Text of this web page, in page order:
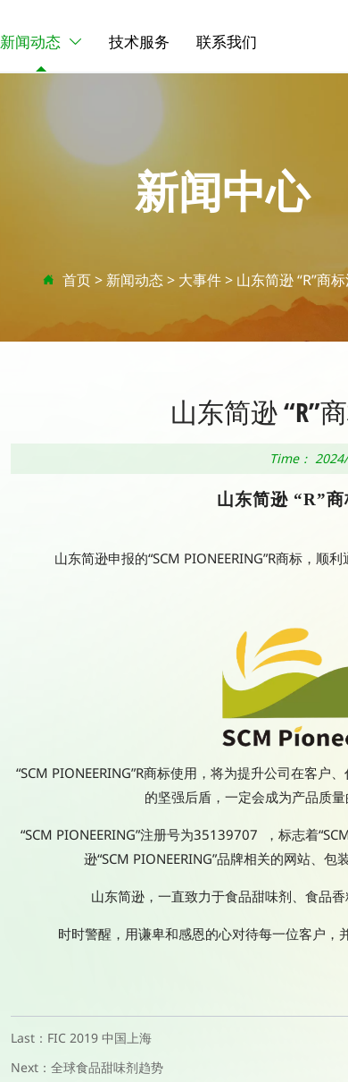
新闻动态  技术服务 联系我们
新闻中心
 首页> 新闻动态> 大事件> 山东简逊 “R”商
山东简逊 “R”
Time：
山东简逊 “R”商
山东简逊申报的“SCM PIONEERING”R商标，顺
“SCM PIONEERING”R商标使用，将为提升公司在客户
的坚强后盾，一定会成为产品质
“SCM PIONEERING”注册号为35139707 ，标志着
逊“SCM PIONEERING”品牌相关的网站、包
山东简逊，一直致力于食品甜味剂、食品
时时警醒，用谦卑和感恩的心对待每一位客户，
Last： FIC 2019 中国上海
Next： 全球食品甜味剂趋势